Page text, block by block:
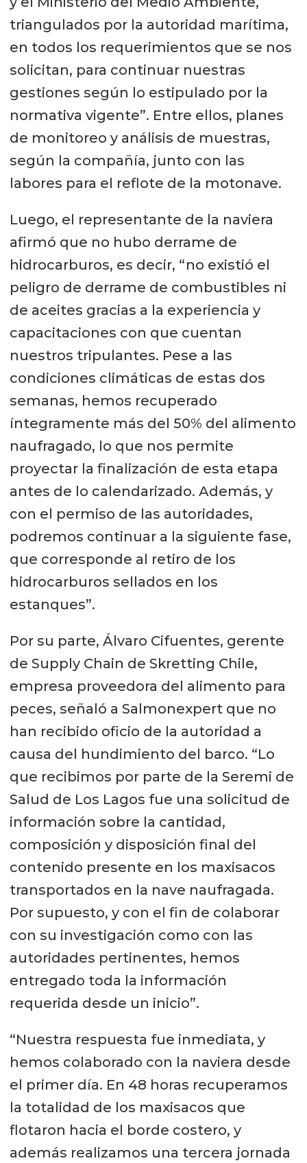
triangulados por la autoridad marítima,
en todos los requerimientos que se nos
solicitan, para continuar nuestras
gestiones según lo estipulado por la
normativa vigente”. Entre ellos, planes
de monitoreo y análisis de muestras,
según la compañía, junto con las
labores para el reflote de la motonave.
Luego, el representante de la naviera
afirmó que no hubo derrame de
hidrocarburos, es decir, “no existió el
peligro de derrame de combustibles ni
de aceites gracias a la experiencia y
capacitaciones con que cuentan
nuestros tripulantes. Pese a las
condiciones climáticas de estas dos
semanas, hemos recuperado
íntegramente más del 50% del alimento
naufragado, lo que nos permite
proyectar la finalización de esta etapa
antes de lo calendarizado. Además, y
con el permiso de las autoridades,
podremos continuar a la siguiente fase,
que corresponde al retiro de los
hidrocarburos sellados en los
estanques”.
Por su parte, Álvaro Cifuentes, gerente
de Supply Chain de Skretting Chile,
empresa proveedora del alimento para
peces, señaló a Salmonexpert que no
han recibido oficio de la autoridad a
causa del hundimiento del barco. “Lo
que recibimos por parte de la Seremi de
Salud de Los Lagos fue una solicitud de
información sobre la cantidad,
composición y disposición final del
contenido presente en los maxisacos
transportados en la nave naufragada.
Por supuesto, y con el fin de colaborar
con su investigación como con las
autoridades pertinentes, hemos
entregado toda la información
requerida desde un inicio”.
“Nuestra respuesta fue inmediata, y
hemos colaborado con la naviera desde
el primer día. En 48 horas recuperamos
la totalidad de los maxisacos que
flotaron hacia el borde costero, y
además realizamos una tercera jornada